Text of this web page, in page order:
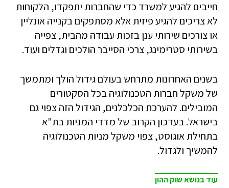
חייבים להגיע למשרד כדי שהחברות יתפקדו, הלקוחות
לא צריכים להגיע פיזית אלא מסתפקים בקנייה אונליין
או צורכים שירותי ענן בזכות עבודה מהבית, צפייה
בשירותי סטרימינג, צרכי הסייבר הולכים וגדלים ועוד.
בשנים האחרונות מתרחש בעולם גידול הולך ומתמשך
של משקל חברות הטכנולוגיה בכל הסקטורים
המובילים. להערכת הכלכלנים, הגידול הזה צפוי גם
בישראל. בעדכון הקרוב של מדדי המניות בת"א
בתחילת אוגוסט, צפוי משקל מניות הטכנולוגיה
להמשיך ולגדול.
עוד בנושא שוק ההון